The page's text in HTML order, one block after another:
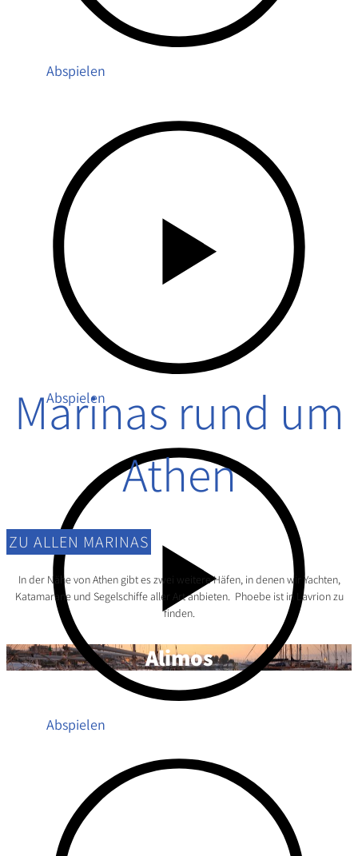
Abspielen
Abspielen
Abspielen
Marinas rund um
Athen
ZU ALLEN MARINAS
In der Nähe von Athen gibt es zwei weitere Häfen, in denen wir Yachten,
Katamarane und Segelschiffe aller Art anbieten. Phoebe ist in Lavrion zu
finden.
Alimos